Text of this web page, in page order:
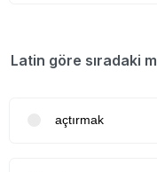
Latin göre sıradaki
açtırmak